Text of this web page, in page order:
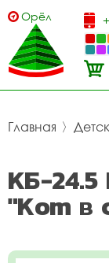
Орёл
Главная 〉
КБ-
"Кот в